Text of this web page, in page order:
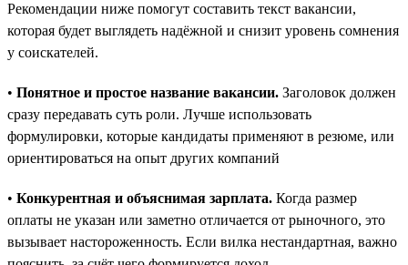
Рекомендации ниже помогут составить текст вакансии,
которая будет выглядеть надёжной и снизит уровень сомнения
у соискателей.
• Понятное и простое название вакансии. Заголовок должен
сразу передавать суть роли. Лучше использовать
формулировки, которые кандидаты применяют в резюме, или
ориентироваться на опыт других компаний
• Конкурентная и объяснимая зарплата. Когда размер
оплаты не указан или заметно отличается от рыночного, это
вызывает настороженность. Если вилка нестандартная, важно